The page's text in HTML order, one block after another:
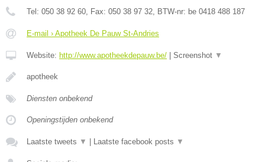
Tel: 050 38 92 60 , Fax: 050 38 97 32 , BTW-nr: be 0418 488 187
E-mail › Apotheek De Pauw St-Andries
Website: http://www.apotheekdepauw.be/ | Screenshot ▼
apotheek
Diensten onbekend
Openingstijden onbekend
Laatste tweets ▼ | Laatste facebook posts ▼